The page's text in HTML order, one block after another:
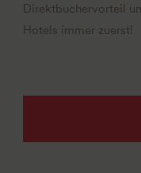
Direktbuchervorteil
Hotels immer zuerst!